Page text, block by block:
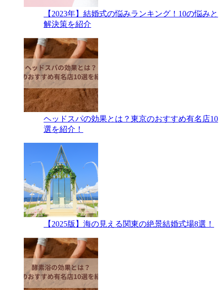
【2023年】結婚式の悩みランキング！10の悩みと
解決策を紹介
ヘッドスパの効果とは？東京のおすすめ有名店10
選を紹介！
【2025版】海の見える関東の絶景結婚式場8選！